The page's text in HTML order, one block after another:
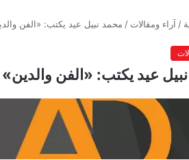
/ آراء ومقالات / محمد نبيل عيد يكتب: «الفن
عيد يكتب: «الفن والدين»